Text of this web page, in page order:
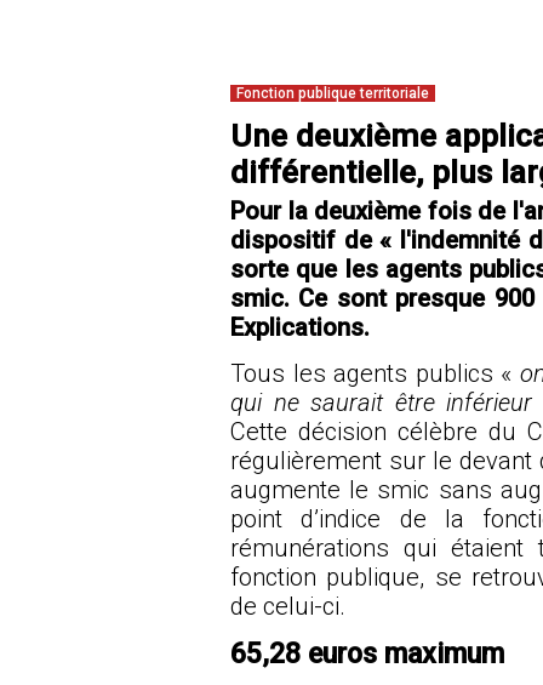
Fonction publique territoriale
Une deuxième
différentielle, plus
Pour la deuxième fois de
dispositif de « l'indemnité
sorte que les agents
smic. Ce sont presque
Explications.
Tous les agents publics «
qui ne saurait être
Cette décision célèbre du
régulièrement sur le
augmente le smic sans
point d’indice de la
rémunérations qui
fonction publique, se
de celui-ci.
65,28 euros maximum